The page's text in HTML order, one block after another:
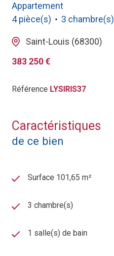
Appartement
4 pièce(s)
3 chambre(s)
Saint-Louis (68300)
383 250 €
Référence LYSIRIS37
Caractéristiques
de ce bien
Surface 101,65 m²
3 chambre(s)
1 salle(s) de bain